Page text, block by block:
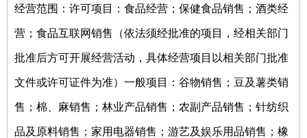
经营范围：许可项目：食品经营；保健食品销售；酒类经
营；食品互联网销售（依法须经批准的项目，经相关部门
批准后方可开展经营活动，具体经营项目以相关部门批准
文件或许可证件为准）一般项目：谷物销售；豆及薯类销
售；棉、麻销售；林业产品销售；农副产品销售；针纺织
品及原料销售；家用电器销售；游艺及娱乐用品销售；橡